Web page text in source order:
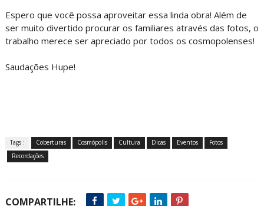
Espero que você possa aproveitar essa linda obra! Além de
ser muito divertido procurar os familiares através das fotos, o
trabalho merece ser apreciado por todos os cosmopolenses!
Saudações Hupe!
Tags : Coberturas Cosmópolis Cultura Dicas Eventos
Fotos
Recordações
COMPARTILHE: